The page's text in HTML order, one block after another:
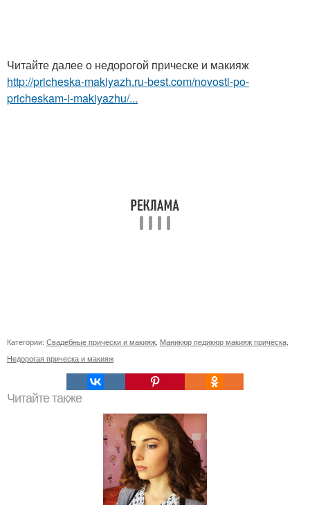
Читайте далее о недорогой прическе и макияж
http://pricheska-makiyazh.ru-best.com/novosti-po-
pricheskam-i-makiyazhu/...
Категории: Свадебные прически и макияж Маникюр педикюр макияж прическа
Недорогая прическа и макияж
Читайте также